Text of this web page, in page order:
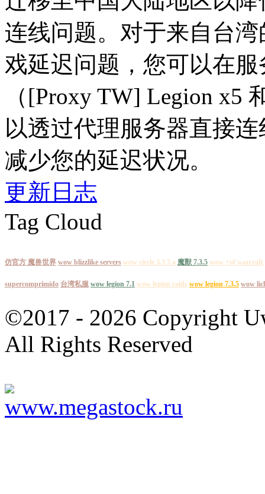
连线问题。对于来自台
戏延迟问题，您可以在
（[Proxy TW] Legion x5
以透过代理服务器直接
减少您的延迟状况。
更新日志
Tag Cloud
仿官方 魔兽世界 wow blizzlike servers wow circle 3.3 5 a 魔獸 7.3.5 wow +of warcraft
supercomprimido 台湾私服 wow legion 7.1 wow legion raids wow legion 7.3.5 wow
©2017 - 2026 Copyright
All Rights Reserved